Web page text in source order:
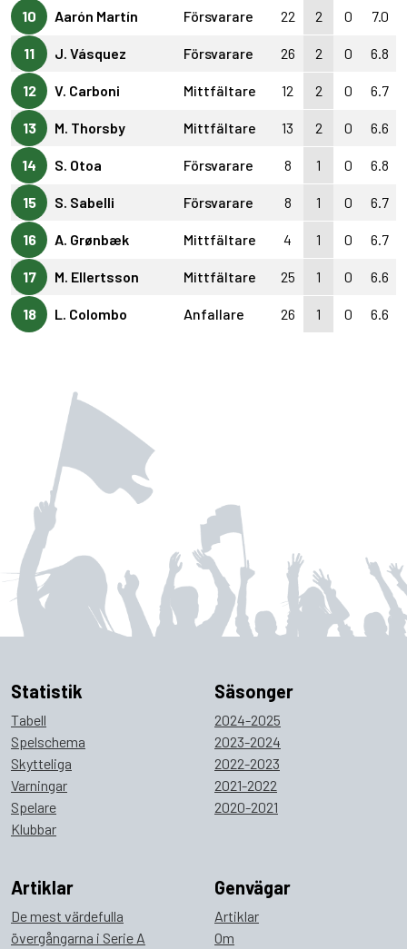
10 Aarón Martín Försvarare 22 2 0 7.0
11 J. Vásquez Försvarare 26 2 0 6.8
12 V. Carboni Mittfältare 12 2 0 6.7
13 M. Thorsby Mittfältare 13 2 0 6.6
14 S. Otoa Försvarare 8 1 0 6.8
15 S. Sabelli Försvarare 8 1 0 6.7
16 A. Grønbæk Mittfältare 4 1 0 6.7
17 M. Ellertsson Mittfältare 25 1 0 6.6
18 L. Colombo Anfallare 26 1 0 6.6
Statistik
Tabell
Spelschema
Skytteliga
Varningar
Spelare
Klubbar
Säsonger
2024-2025
2023-2024
2022-2023
2021-2022
2020-2021
Artiklar
De mest värdefulla
övergångarna i Serie A
Genvägar
Artiklar
Om